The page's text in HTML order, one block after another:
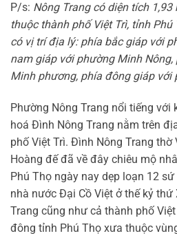
P/s: Nông Trang có diện tích
thuộc thành phố Việt Trì, tỉnh
có vị trí địa lý: phía bắc giáp với
nam giáp với phường Minh
Minh phương, phía đông giáp với
Phường Nông Trang nổi tiếng với
hoá Đình Nông Trang nằm trên
phố Việt Trì. Đình Nông Trang thờ
Hoàng đế đã về đây chiêu mộ
Phú Thọ ngày nay dẹp loạn 12
nhà nước Đại Cồ Việt ở thế kỷ
Trang cũng như cả thành phố
đông tỉnh Phú Thọ xưa thuộc